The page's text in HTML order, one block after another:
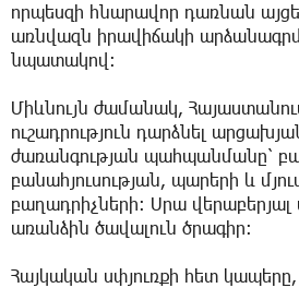
որպեսզի հնարավոր դառնան
առնվազն իրավիճակի
նպատակով։
Միևնույն ժամանակ,
ուշադրություն դարձնել
ժառանգության պահպանմանը՝
բանահյուսության, պարերի և
բաղադրիչների։ Սրա
առանձին ծավալուն ծրագիր։
Հայկական սփյուռքի հետ